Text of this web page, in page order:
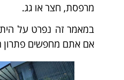
מרפסת, חצר או גג.
במאמר זה נפרט על
אם אתם מחפשים פתרון